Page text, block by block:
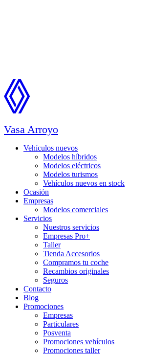
Vasa Arroyo
Vehículos nuevos
Modelos híbridos
Modelos eléctricos
Modelos turismos
Vehículos nuevos en stock
Ocasión
Empresas
Modelos comerciales
Servicios
Nuestros servicios
Empresas Pro+
Taller
Tienda Accesorios
Compramos tu coche
Recambios originales
Seguros
Contacto
Blog
Promociones
Empresas
Particulares
Posventa
Promociones vehículos
Promociones taller